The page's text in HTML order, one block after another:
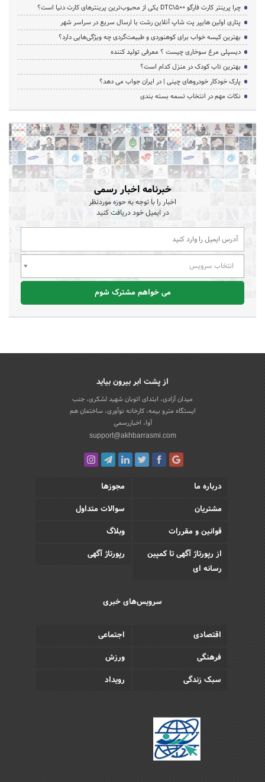
چرا پرینتر کارت فارگو DTC1500 یکی از محبوب‌ترین پرینترهای کارت دنیا است؟
پتاری اولین هایپر پت شاپ آنلاین رشت با ارسال سریع در سراسر شهر
بهترین کیسه خواب برای کوهنوردی و طبیعت‌گردی چه ویژگی‌هایی دارد؟
دیسپلی مرغ سوخاری چیست ؟ معرفی تولید کننده
بهترین تاب کودک در منزل کدام است؟
پارک خودکار خودروهای چینی | در ایران جواب می دهد؟
نکات مهم در انتخاب تسمه بسته بندی
خبرنامه اخبار رسمی
اخبار را با توجه به حوزه موردنظر
در ایمیل خود دریافت کنید
انتخاب سرویس
می خواهم مشترک شوم
از پشت ابر بیرون بیاید
میدان آزادی، ابتدای اتوبان شهید لشکری، جنب
ایستگاه مترو بیمه، کارخانه نوآوری، ساختمان هم
آوا، اخباررسمی
support@akhbarrasmi.com
درباره ما
مجوزها
مشتریان
سوالات متداول
قوانین و مقررات
وبلاگ
از رپورتاژ آگهی تا کمپین
رسانه ای
رپورتاژ آگهی
سرویس‌های خبری
اقتصادی
اجتماعی
فرهنگی
ورزش
سبک زندگی
رویداد